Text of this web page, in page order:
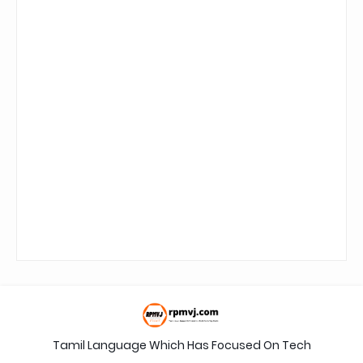
Tamil Language Which Has Focused On Tech